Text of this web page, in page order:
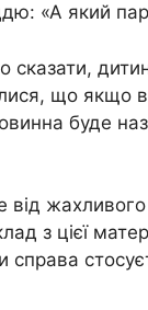
«А який
що якщо
буде
з цієї